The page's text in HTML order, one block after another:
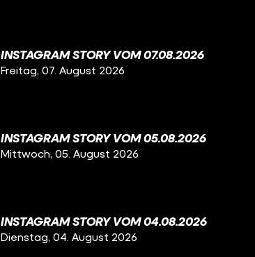
INSTAGRAM STORY VOM 07.08.2026
Freitag, 07. August 2026
INSTAGRAM STORY VOM 05.08.2026
Mittwoch, 05. August 2026
INSTAGRAM STORY VOM 04.08.2026
Dienstag, 04. August 2026